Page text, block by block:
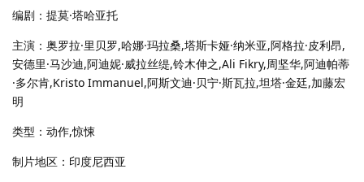
编剧：提莫·塔哈亚托
主演：奥罗拉·里贝罗,哈娜·玛拉桑,塔斯卡娅·纳米亚,阿格拉·皮利昂,
安德里·马沙迪,阿迪妮·威拉丝缇,铃木伸之,Ali Fikry,周坚华,阿迪帕蒂
·多尔肯,Kristo Immanuel,阿斯文迪·贝宁·斯瓦拉,坦塔·金廷,加藤宏
明
类型：动作,惊悚
制片地区：印度尼西亚